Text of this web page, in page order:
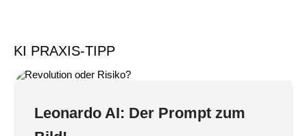
KI PRAXIS-TIPP
Leonardo AI: Der Prompt zum